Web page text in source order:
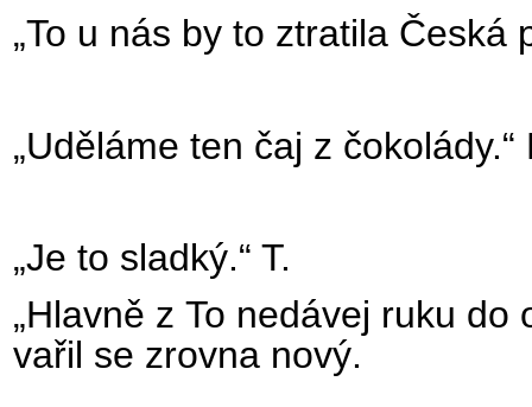
„To u nás by to ztratila Česká
„Uděláme ten čaj z čokolády.“
„Je to sladký.“ T.
„Hlavně z To nedávej ruku do
vařil se zrovna nový.